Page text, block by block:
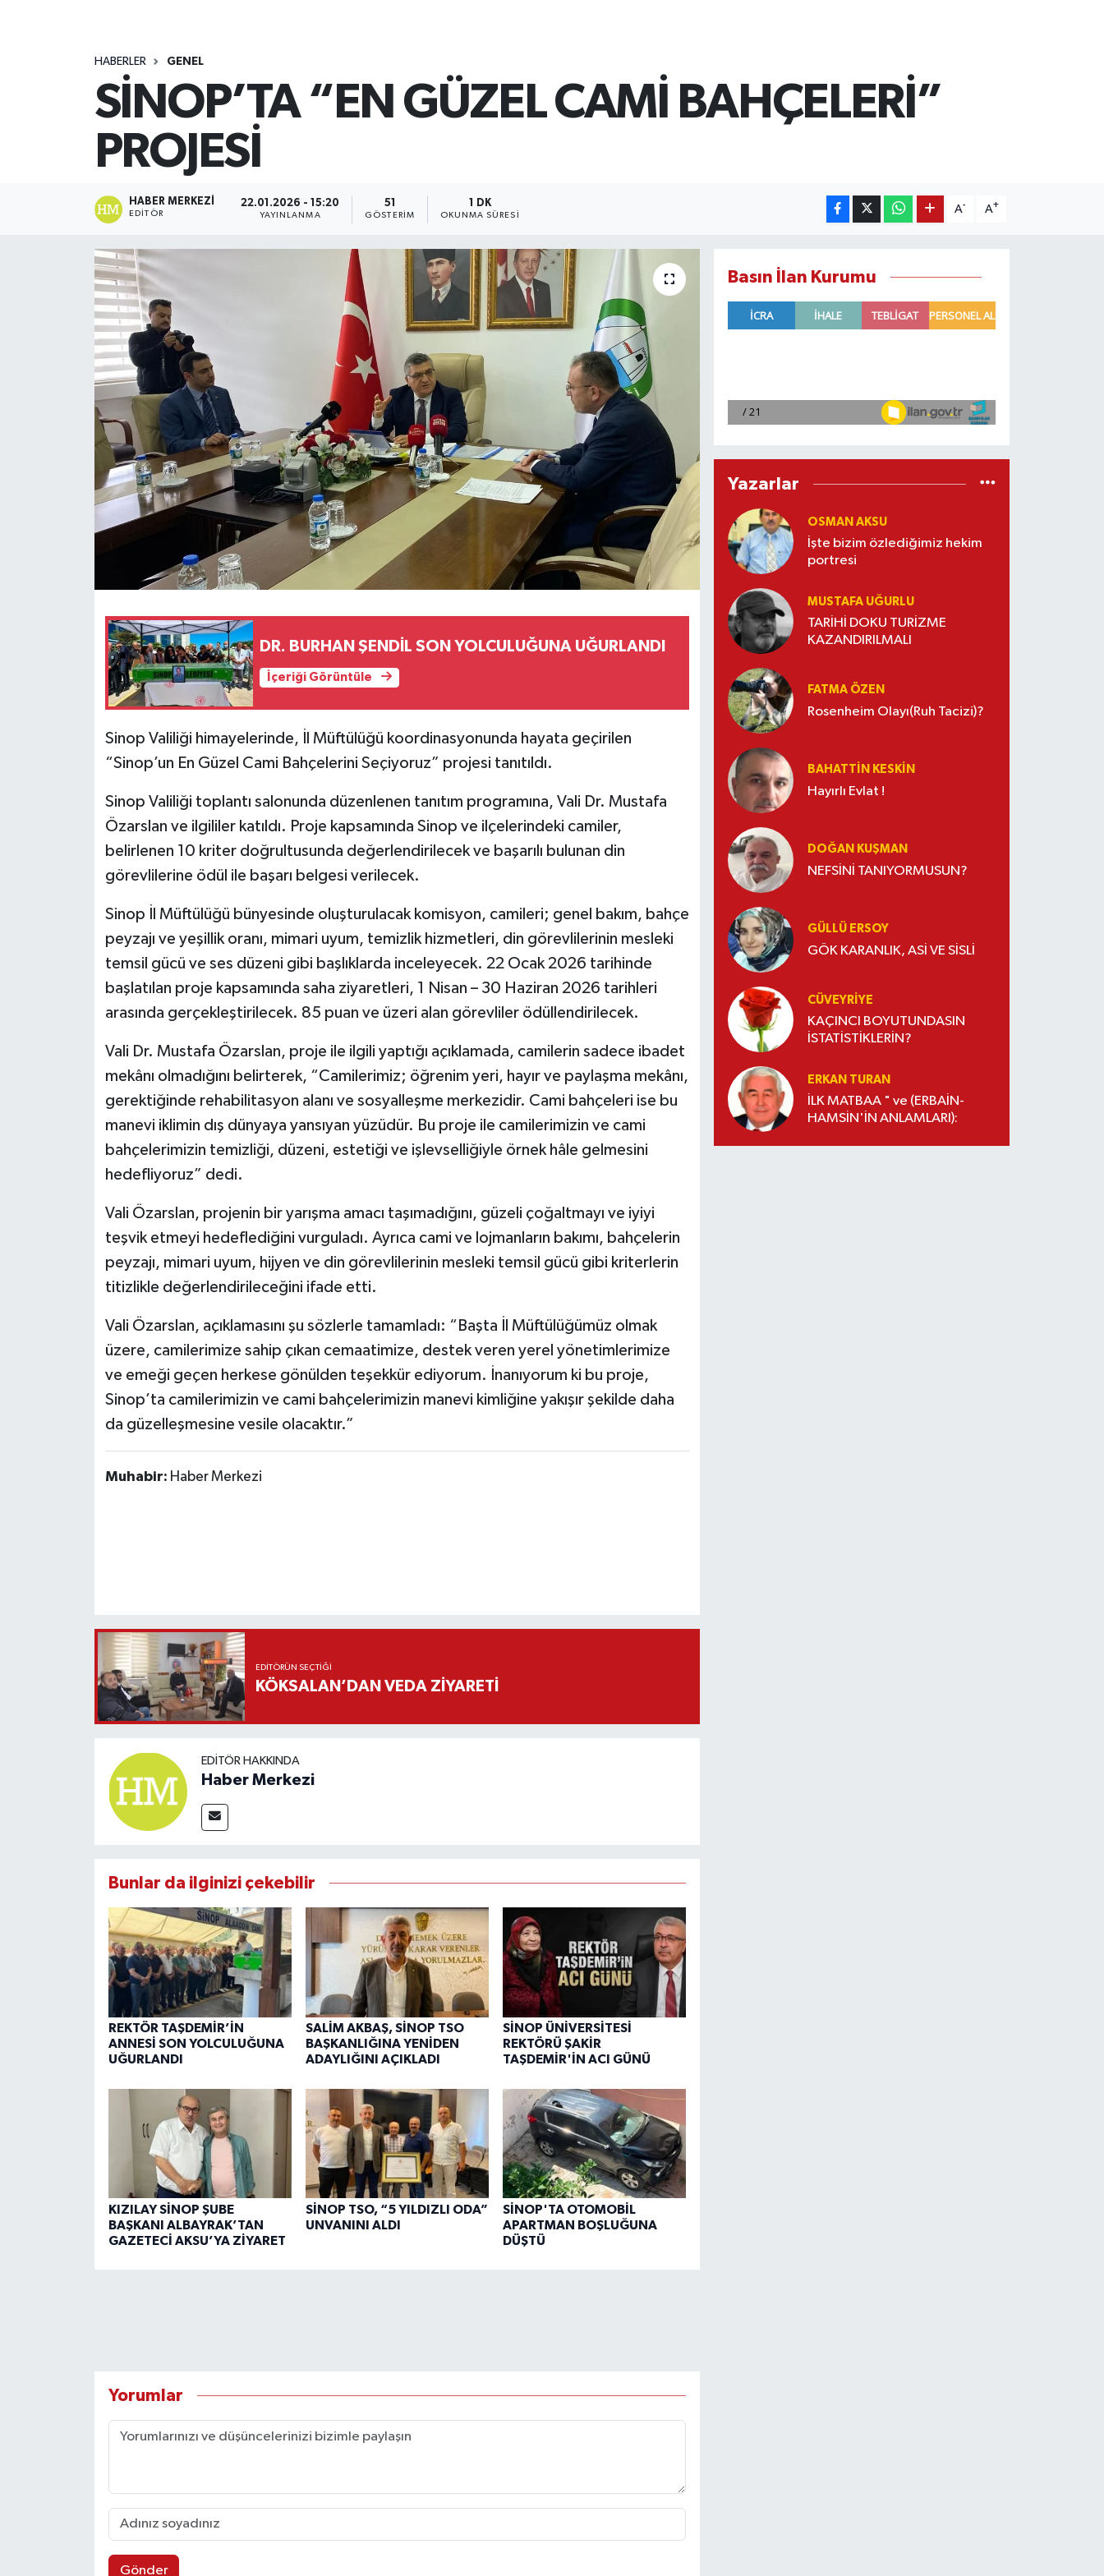
HABERLER GENEL
SİNOP’TA “EN GÜZEL CAMİ BAHÇELERİ”
PROJESİ
HABER MERKEZI
EDITÖR
22.01.2026 - 15:20
YAYINLANMA
51
GÖSTERIM
1 DK
OKUNMA SÜRESI
A- A+
DR. BURHAN ŞENDİL SON YOLCULUĞUNA UĞURLANDI
İçeriği Görüntüle
Sinop Valiliği himayelerinde, İl Müftülüğü koordinasyonunda hayata geçirilen
“Sinop’un En Güzel Cami Bahçelerini Seçiyoruz” projesi tanıtıldı.
Sinop Valiliği toplantı salonunda düzenlenen tanıtım programına, Vali Dr. Mustafa
Özarslan ve ilgililer katıldı. Proje kapsamında Sinop ve ilçelerindeki camiler,
belirlenen 10 kriter doğrultusunda değerlendirilecek ve başarılı bulunan din
görevlilerine ödül ile başarı belgesi verilecek.
Sinop İl Müftülüğü bünyesinde oluşturulacak komisyon, camileri; genel bakım, bahçe
peyzajı ve yeşillik oranı, mimari uyum, temizlik hizmetleri, din görevlilerinin mesleki
temsil gücü ve ses düzeni gibi başlıklarda inceleyecek. 22 Ocak 2026 tarihinde
başlatılan proje kapsamında saha ziyaretleri, 1 Nisan – 30 Haziran 2026 tarihleri
arasında gerçekleştirilecek. 85 puan ve üzeri alan görevliler ödüllendirilecek.
Vali Dr. Mustafa Özarslan, proje ile ilgili yaptığı açıklamada, camilerin sadece ibadet
mekânı olmadığını belirterek, “Camilerimiz; öğrenim yeri, hayır ve paylaşma mekânı,
gerektiğinde rehabilitasyon alanı ve sosyalleşme merkezidir. Cami bahçeleri ise bu
manevi iklimin dış dünyaya yansıyan yüzüdür. Bu proje ile camilerimizin ve cami
bahçelerimizin temizliği, düzeni, estetiği ve işlevselliğiyle örnek hâle gelmesini
hedefliyoruz” dedi.
Vali Özarslan, projenin bir yarışma amacı taşımadığını, güzeli çoğaltmayı ve iyiyi
teşvik etmeyi hedeflediğini vurguladı. Ayrıca cami ve lojmanların bakımı, bahçelerin
peyzajı, mimari uyum, hijyen ve din görevlilerinin mesleki temsil gücü gibi kriterlerin
titizlikle değerlendirileceğini ifade etti.
Vali Özarslan, açıklamasını şu sözlerle tamamladı: “Başta İl Müftülüğümüz olmak
üzere, camilerimize sahip çıkan cemaatimize, destek veren yerel yönetimlerimize
ve emeği geçen herkese gönülden teşekkür ediyorum. İnanıyorum ki bu proje,
Sinop’ta camilerimizin ve cami bahçelerimizin manevi kimliğine yakışır şekilde daha
da güzelleşmesine vesile olacaktır.”
Muhabir: Haber Merkezi
EDITÖRÜN SEÇTIĞI
KÖKSALAN’DAN VEDA ZİYARETİ
EDITÖR HAKKINDA
Haber Merkezi
Bunlar da ilginizi çekebilir
REKTÖR TAŞDEMİR’İN
ANNESİ SON YOLCULUĞUNA
UĞURLANDI
SALİM AKBAŞ, SİNOP TSO
BAŞKANLIĞINA YENİDEN
ADAYLIĞINI AÇIKLADI
SİNOP ÜNİVERSİTESİ
REKTÖRÜ ŞAKİR
TAŞDEMİR'İN ACI GÜNÜ
KIZILAY SİNOP ŞUBE
BAŞKANI ALBAYRAK’TAN
GAZETECİ AKSU’YA ZİYARET
SİNOP TSO, “5 YILDIZLI ODA”
UNVANINI ALDI
SİNOP'TA OTOMOBİL
APARTMAN BOŞLUĞUNA
DÜŞTÜ
Yorumlar
Gönder
Basın İlan Kurumu
Yazarlar
OSMAN AKSU
İşte bizim özlediğimiz hekim
portresi
MUSTAFA UĞURLU
TARİHİ DOKU TURİZME
KAZANDIRILMALI
FATMA ÖZEN
Rosenheim Olayı(Ruh Tacizi)?
BAHATTIN KESKİN
Hayırlı Evlat !
DOĞAN KUŞMAN
NEFSİNİ TANIYORMUSUN?
GÜLLÜ ERSOY
GÖK KARANLIK, ASİ VE SİSLİ
CÜVEYRIYE
KAÇINCI BOYUTUNDASIN
İSTATİSTİKLERİN?
ERKAN TURAN
İLK MATBAA " ve (ERBAİN-
HAMSİN'İN ANLAMLARI):